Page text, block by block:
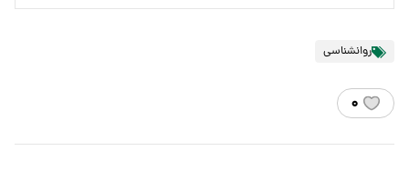
روانشناسی
۰